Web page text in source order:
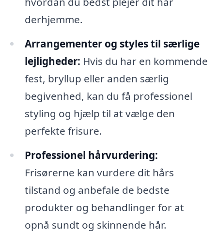
derhjemme.
Arrangementer og styles til særlige
lejligheder: Hvis du har en kommende
fest, bryllup eller anden særlig
begivenhed, kan du få professionel
styling og hjælp til at vælge den
perfekte frisure.
Professionel hårvurdering:
Frisørerne kan vurdere dit hårs
tilstand og anbefale de bedste
produkter og behandlinger for at
opnå sundt og skinnende hår.